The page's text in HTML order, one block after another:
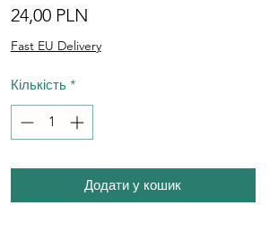
24,00 PLN
Fast EU Delivery
Кількість *
Додати у кошик